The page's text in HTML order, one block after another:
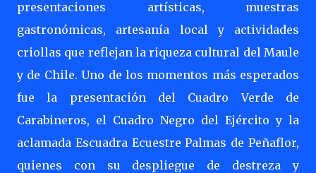
presentaciones artísticas, muestras
gastronómicas, artesanía local y actividades
criollas que reflejan la riqueza cultural del Maule
y de Chile. Uno de los momentos más esperados
fue la presentación del Cuadro Verde de
Carabineros, el Cuadro Negro del Ejército y la
aclamada Escuadra Ecuestre Palmas de Peñaflor,
quienes con su despliegue de destreza y